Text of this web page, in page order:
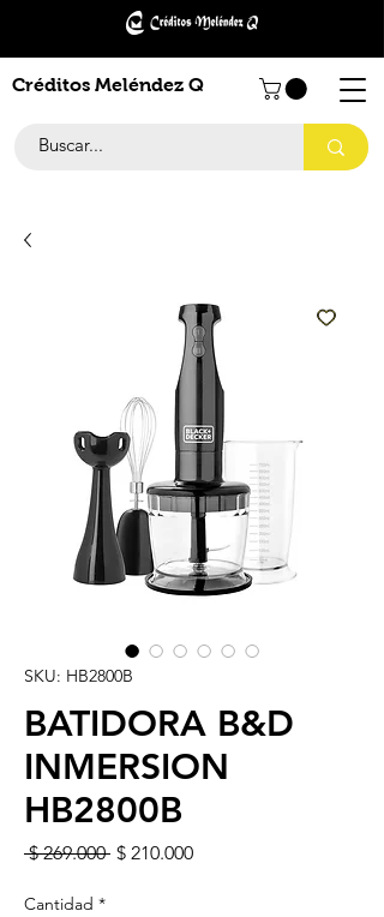
Créditos Meléndez Q
SKU: HB2800B
BATIDORA B&D
INMERSION
HB2800B
$ 269.000 Precio
$ 210.000Precio de oferta
Cantidad *